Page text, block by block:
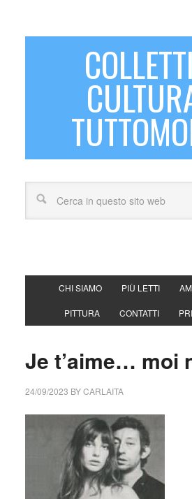
CHI SIAMO PIÙ LETTI
PITTURA CONTATTI
Je t’aime… moi
24/09/2023 BYCARLAITA